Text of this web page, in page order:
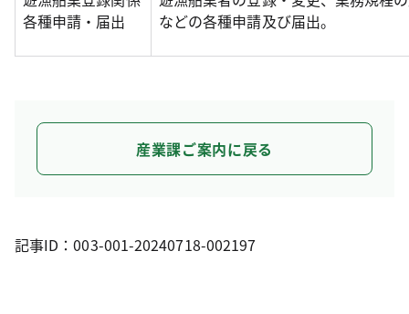
各種申請・届出
などの各種申請及び届出。
産業課ご案内に戻る
記事ID：003-001-20240718-002197